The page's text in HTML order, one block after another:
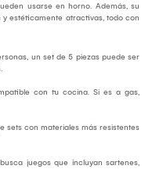
usarse en horno. Además, su
estéticamente atractivas, todo con
un set de 5 piezas puede ser
con tu cocina. Si es a gas,
sets con materiales más resistentes
juegos que incluyan sartenes,